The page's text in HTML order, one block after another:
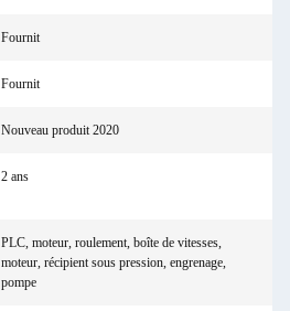
Fournit
Fournit
Nouveau produit 2020
2 ans
PLC, moteur, roulement, boîte de vitesses,
moteur, récipient sous pression, engrenage,
pompe